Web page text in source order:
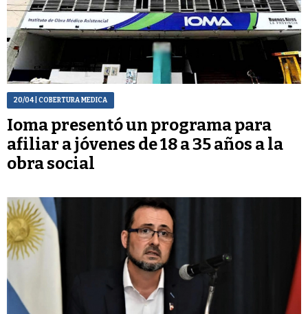
20/04| COBERTURA MEDICA
Ioma presentó un programa para
afiliar a jóvenes de 18 a 35 años a la
obra social